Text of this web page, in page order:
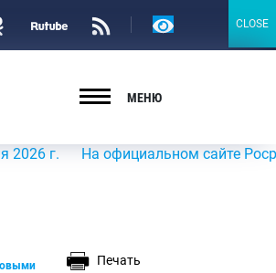
Версия
МЕНЮ
г. На официальном сайте
Печать
CLOSE
CLOSE